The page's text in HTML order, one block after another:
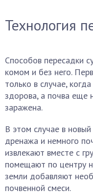
Технология
Способов пересадки
комом и без него.
только в случае,
здорова, а почва еще
заражена.
В этом случае в
дренажа и немного
извлекают вместе с
помещают по центру
земли добавляют
почвенной смеси.